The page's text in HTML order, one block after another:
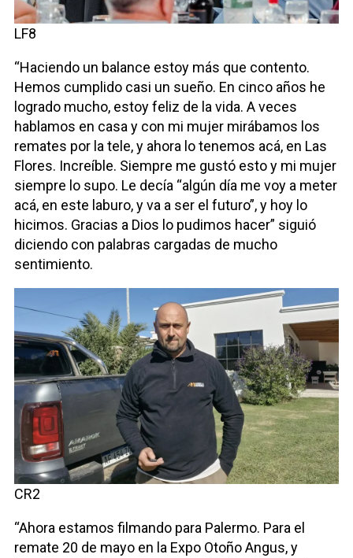
LF8
“Haciendo un balance estoy más que contento.
Hemos cumplido casi un sueño. En cinco años he
logrado mucho, estoy feliz de la vida. A veces
hablamos en casa y con mi mujer mirábamos los
remates por la tele, y ahora lo tenemos acá, en Las
Flores. Increíble. Siempre me gustó esto y mi mujer
siempre lo supo. Le decía “algún día me voy a meter
acá, en este laburo, y va a ser el futuro”, y hoy lo
hicimos. Gracias a Dios lo pudimos hacer” siguió
diciendo con palabras cargadas de mucho
sentimiento.
CR2
“Ahora estamos filmando para Palermo. Para el
remate 20 de mayo en la Expo Otoño Angus, y